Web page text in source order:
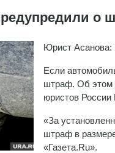
о
Юрист Асанова:
Если
штраф. Об этом
юристов России
«За
штраф в
«Газета.Ru».